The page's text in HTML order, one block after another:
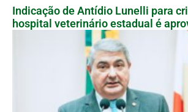
Indicação de Antídio Lunelli para
hospital veterinário estadual é